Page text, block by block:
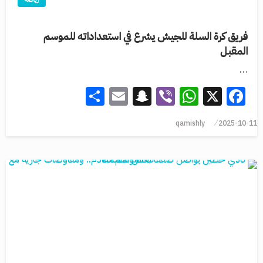
فريق كرة السلة للجيش يشرع في استعداداته للموسم
المقبل
…
Facebook
X
WhatsApp
Viber
Snapchat
Email
2025-10-11
qamishly